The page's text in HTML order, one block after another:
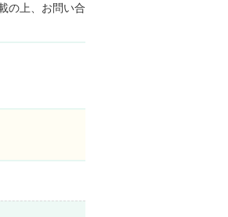
の上、お問い合